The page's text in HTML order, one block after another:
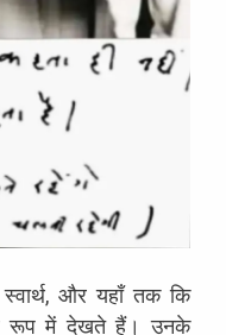
स्वार्थ, और यहाँ तक कि
के रूप में देखते हैं। उनके